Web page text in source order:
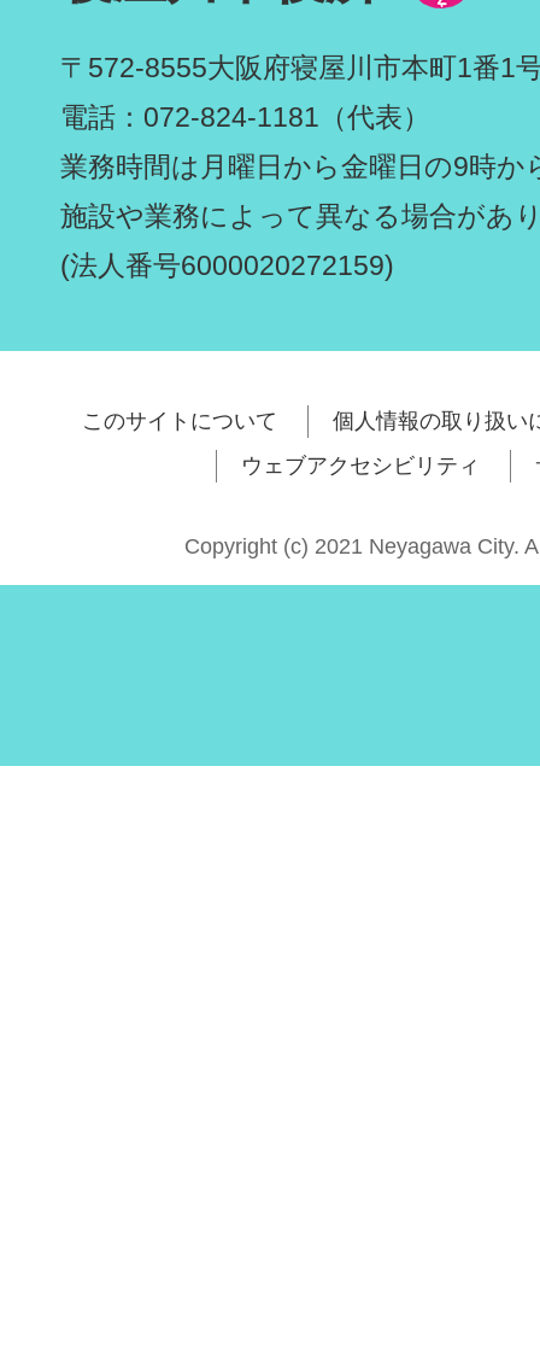
〒572-8555大阪府寝屋川市本町1番1
電話：072-824-1181（代表）
業務時間は月曜日から金曜日の9時か
施設や業務によって異なる場合があ
(法人番号6000020272159)
このサイトについて
個人情報の取り扱い
ウェブアクセシビリティ
Copyright (c) 2021 Neyagawa City.